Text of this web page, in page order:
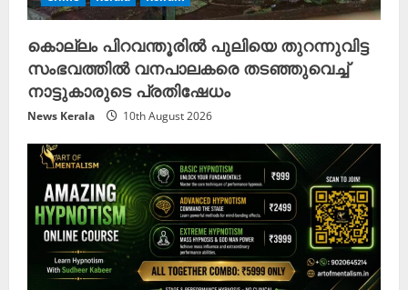
കൊല്ലം പിറവന്തൂരിൽ പുലിയെ തുറന്നുവിട്ട
സംഭവത്തിൽ വനപാലകരെ തടഞ്ഞുവെച്ച്
നാട്ടുകാരുടെ പ്രതിഷേധം
News Kerala 10th August 2026